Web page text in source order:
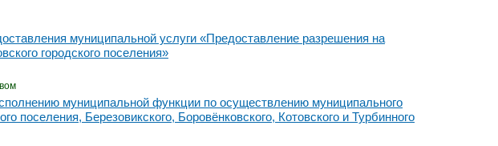
муниципальной услуги «Предоставление разрешения на
городского поселения»
муниципальной функции по осуществлению муниципального
поселения, Березовикского, Боровёнковского, Котовского и Турбинного